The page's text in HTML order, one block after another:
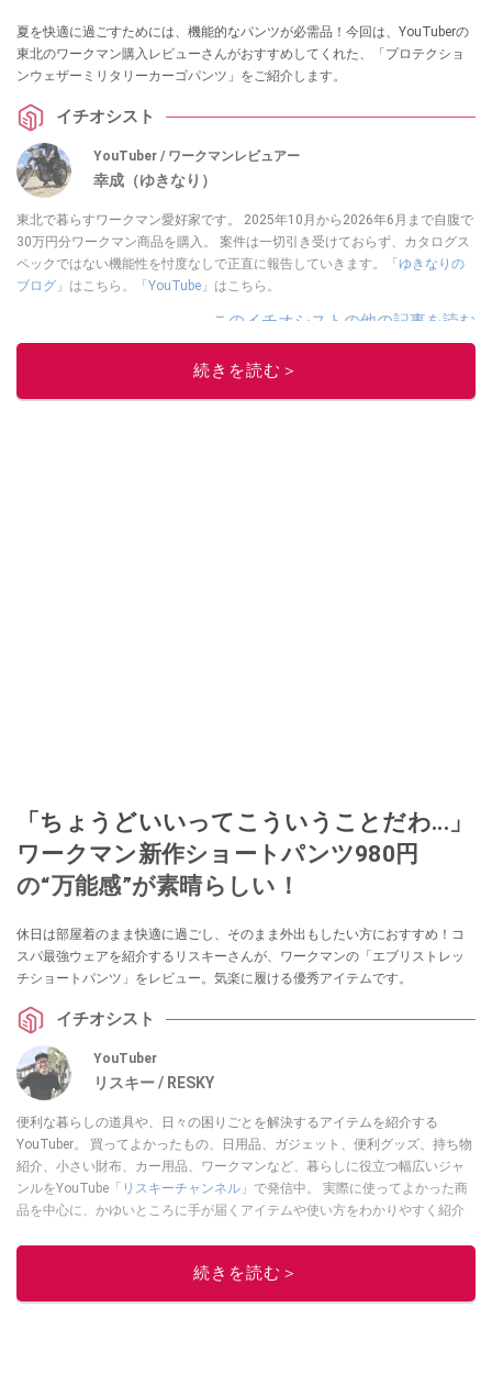
夏を快適に過ごすためには、機能的なパンツが必需品！今回は、YouTuberの
東北のワークマン購入レビューさんがおすすめしてくれた、「プロテクショ
ンウェザーミリタリーカーゴパンツ」をご紹介します。
イチオシスト
YouTuber / ワークマンレビュアー
幸成（ゆきなり）
東北で暮らすワークマン愛好家です。 2025年10月から2026年6月まで自腹で
30万円分ワークマン商品を購入。 案件は一切引き受けておらず、カタログス
ペックではない機能性を忖度なしで正直に報告していきます。「ゆきなりの
ブログ 」はこちら。「YouTube 」はこちら。
このイチオシストの他の記事を読む
続きを読む＞
「ちょうどいいってこういうことだわ...」
ワークマン新作ショートパンツ980円
の“万能感”が素晴らしい！
休日は部屋着のまま快適に過ごし、そのまま外出もしたい方におすすめ！コ
スパ最強ウェアを紹介するリスキーさんが、ワークマンの「エブリストレッ
チショートパンツ」をレビュー。気楽に履ける優秀アイテムです。
イチオシスト
YouTuber
リスキー / RESKY
便利な暮らしの道具や、日々の困りごとを解決するアイテムを紹介する
YouTuber。 買ってよかったもの、日用品、ガジェット、便利グッズ、持ち物
紹介、小さい財布、カー用品、ワークマンなど、暮らしに役立つ幅広いジャ
ンルをYouTube「 リスキーチャンネル 」で発信中。 実際に使ってよかった商
品を中心に、かゆいところに手が届くアイテムや使い方をわかりやすく紹介
このイチオシストの他の記事を読む
続きを読む＞